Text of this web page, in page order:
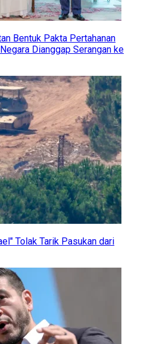
Bentuk Pakta Pertahanan
Dianggap Serangan ke
Tolak Tarik Pasukan dari